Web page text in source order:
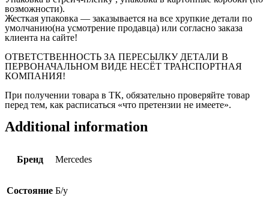
возможности).
Жесткая упаковка — заказывается на все хрупкие детали по
умолчанию(на усмотрение продавца) или согласно заказа
клиента на сайте!
ОТВЕТСТВЕННОСТЬ ЗА ПЕРЕСЫЛКУ ДЕТАЛИ В
ПЕРВОНАЧАЛЬНОМ ВИДЕ НЕСЁТ ТРАНСПОРТНАЯ
КОМПАНИЯ!
При получении товара в ТК, обязательно проверяйте товар
перед тем, как расписаться «что претензии не имеете».
Additional information
Бренд Mercedes
Состояние Б/у